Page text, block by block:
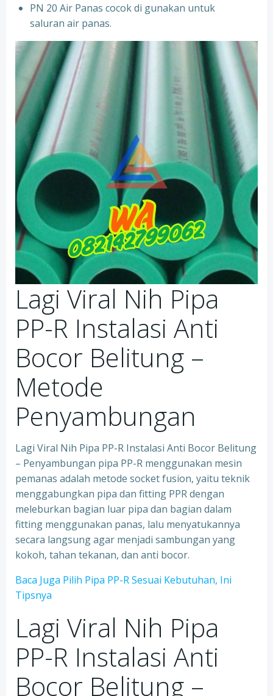
PN 20 Air Panas cocok di gunakan untuk
saluran air panas.
Lagi Viral Nih Pipa
PP-R Instalasi Anti
Bocor Belitung –
Metode
Penyambungan
Lagi Viral Nih Pipa PP-R Instalasi Anti Bocor Belitung
– Penyambungan pipa PP-R menggunakan mesin
pemanas adalah metode socket fusion, yaitu teknik
menggabungkan pipa dan fitting PPR dengan
meleburkan bagian luar pipa dan bagian dalam
fitting menggunakan panas, lalu menyatukannya
secara langsung agar menjadi sambungan yang
kokoh, tahan tekanan, dan anti bocor.
Baca Juga Pilih Pipa PP-R Sesuai Kebutuhan, Ini
Tipsnya
Lagi Viral Nih Pipa
PP-R Instalasi Anti
Bocor Belitung –